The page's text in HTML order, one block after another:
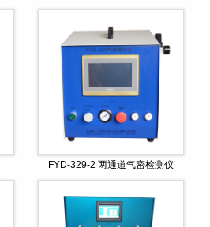
FYD-329-2 两通道气密检测仪